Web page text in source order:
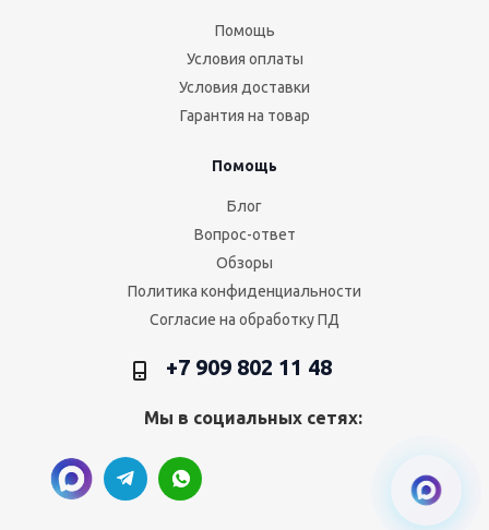
Помощь
Условия оплаты
Условия доставки
Гарантия на товар
Помощь
Блог
Вопрос-ответ
Обзоры
Политика конфиденциальности
Согласие на обработку ПД
+7 909 802 11 48
Мы в социальных сетях: